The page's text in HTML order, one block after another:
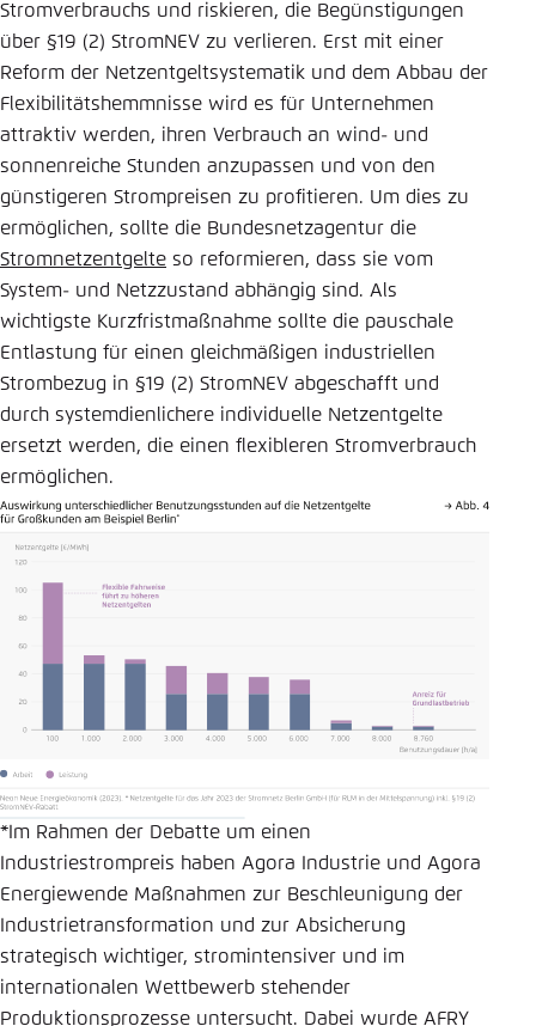
Stromverbrauchs und riskieren, die Begünstigungen
über §19 (2) StromNEV zu verlieren. Erst mit einer
Reform der Netzentgeltsystematik und dem Abbau der
Flexibilitätshemmnisse wird es für Unternehmen
attraktiv werden, ihren Verbrauch an wind- und
sonnenreiche Stunden anzupassen und von den
günstigeren Strompreisen zu profitieren. Um dies zu
ermöglichen, sollte die Bundesnetzagentur die
Stromnetzentgelte so reformieren, dass sie vom
System- und Netzzustand abhängig sind. Als
wichtigste Kurzfristmaßnahme sollte die pauschale
Entlastung für einen gleichmäßigen industriellen
Strombezug in §19 (2) StromNEV abgeschafft und
durch systemdienlichere individuelle Netzentgelte
ersetzt werden, die einen flexibleren Stromverbrauch
ermöglichen.
*Im Rahmen der Debatte um einen
Industriestrompreis haben Agora Industrie und Agora
Energiewende Maßnahmen zur Beschleunigung der
Industrietransformation und zur Absicherung
strategisch wichtiger, stromintensiver und im
internationalen Wettbewerb stehender
Produktionsprozesse untersucht. Dabei wurde AFRY